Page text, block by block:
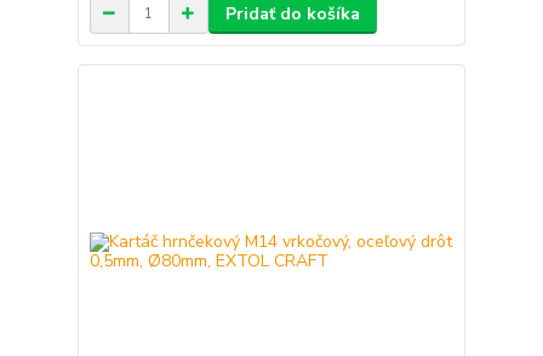
Pridať do košíka